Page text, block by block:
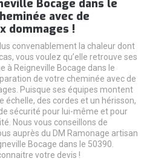
Bocage dans le
avec de
dommages !
convenablement la chaleur dont
vous voulez qu’elle retrouve ses
à Reigneville Bocage dans le
de votre cheminée avec de
Puisque ses équipes montent
échelle, des cordes et un hérisson,
sécurité pour lui-même et pour
Nous vous conseillons de
auprès du DM Ramonage artisan
Bocage dans le 50390.
votre devis !